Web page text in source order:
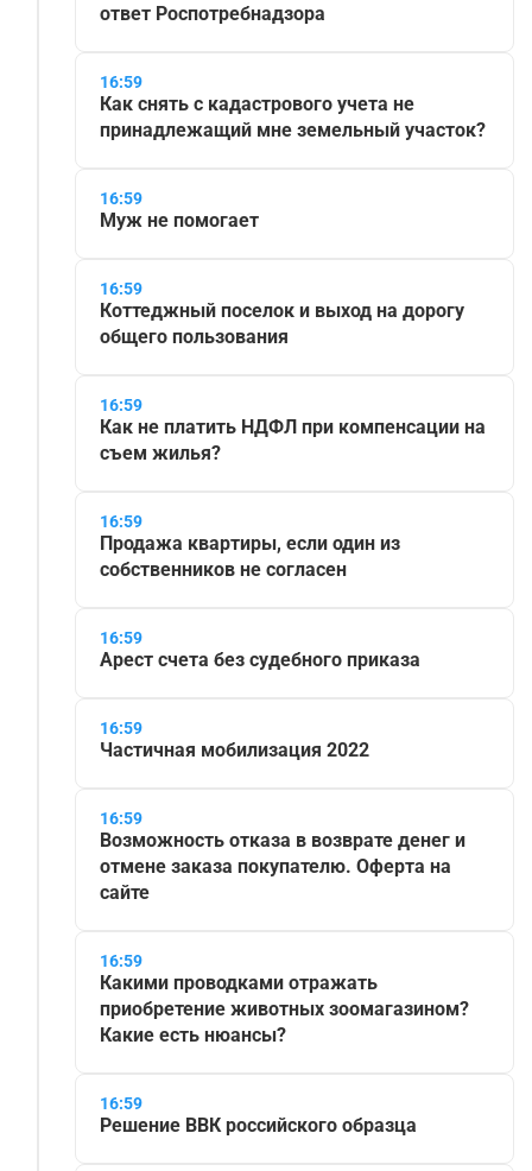
ответ Роспотребнадзора
16:59
Как снять с кадастрового учета не
принадлежащий мне земельный участок?
16:59
Муж не помогает
16:59
Коттеджный поселок и выход на дорогу
общего пользования
16:59
Как не платить НДФЛ при компенсации на
съем жилья?
16:59
Продажа квартиры, если один из
собственников не согласен
16:59
Арест счета без судебного приказа
16:59
Частичная мобилизация 2022
16:59
Возможность отказа в возврате денег и
отмене заказа покупателю. Оферта на
сайте
16:59
Какими проводками отражать
приобретение животных зоомагазином?
Какие есть нюансы?
16:59
Решение ВВК российского образца